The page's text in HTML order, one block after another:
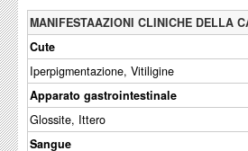
MANIFESTAAZIONI CLINICHE DELLA
Cute
Iperpigmentazione, Vitiligine
Apparato gastrointestinale
Glossite, Ittero
Sangue